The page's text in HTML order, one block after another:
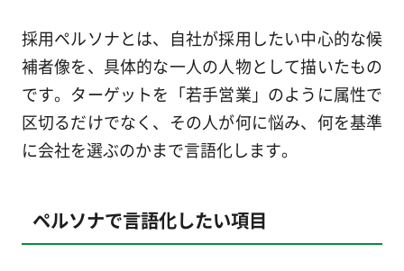
採用ペルソナとは、自社が採用したい中心的な候
補者像を、具体的な一人の人物として描いたもの
です。ターゲットを「若手営業」のように属性で
区切るだけでなく、その人が何に悩み、何を基準
に会社を選ぶのかまで言語化します。
ペルソナで言語化したい項目